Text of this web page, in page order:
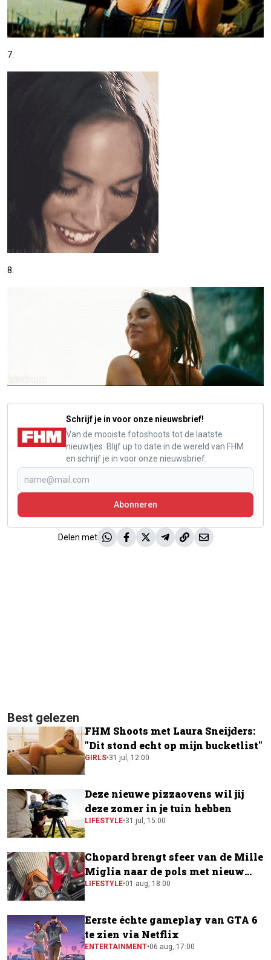
7.
8.
Schrijf je in voor onze nieuwsbrief!
Van de mooiste fotoshoots tot de laatste
nieuwtjes. Blijf up to date in de wereld van FHM
en schrijf je in voor onze nieuwsbrief.
Abonneren
Delen met
Best gelezen
FHM Shoots met Laura Sneijders:
"Dit stond echt op mijn bucketlist"
GIRLS•31 jul, 12:00
Deze nieuwe pizzaovens wil jij
deze zomer in je tuin hebben
LIFESTYLE•31 jul, 15:00
Chopard brengt sfeer van de Mille
Miglia naar de pols met nieuw
horloge
LIFESTYLE•01 aug, 18:00
Eerste échte gameplay van GTA 6
te zien via Netflix
ENTERTAINMENT•06 aug, 17:00